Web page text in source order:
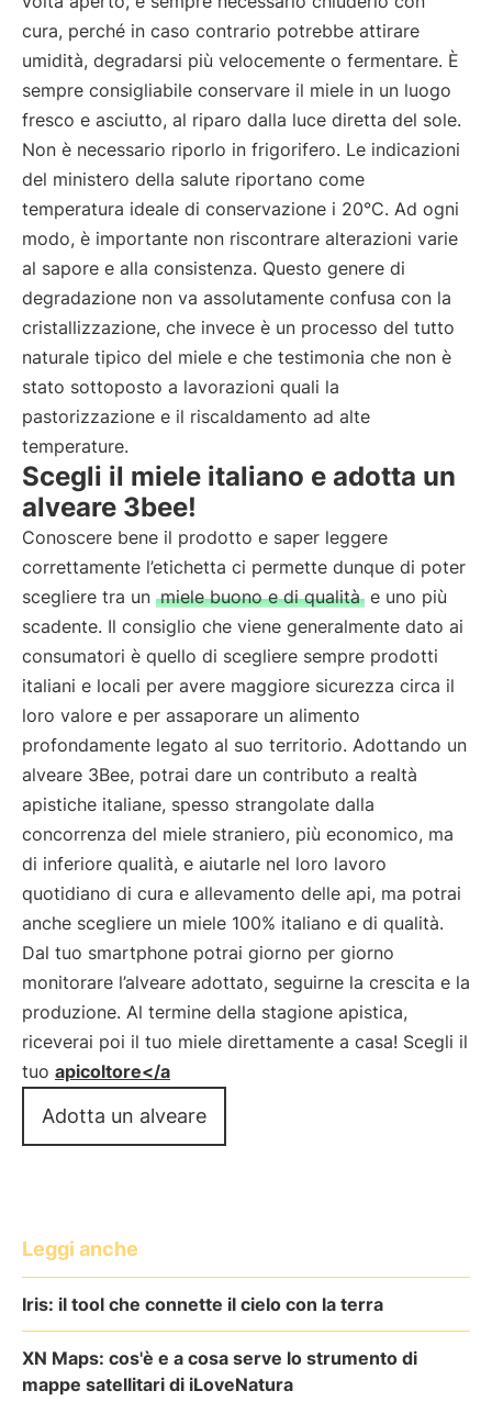
cura, perché in caso contrario potrebbe attirare
umidità, degradarsi più velocemente o fermentare. È
sempre consigliabile conservare il miele in un luogo
fresco e asciutto, al riparo dalla luce diretta del sole.
Non è necessario riporlo in frigorifero. Le indicazioni
del ministero della salute riportano come
temperatura ideale di conservazione i 20°C. Ad ogni
modo, è importante non riscontrare alterazioni varie
al sapore e alla consistenza. Questo genere di
degradazione non va assolutamente confusa con la
cristallizzazione, che invece è un processo del tutto
naturale tipico del miele e che testimonia che non è
stato sottoposto a lavorazioni quali la
pastorizzazione e il riscaldamento ad alte
temperature.
Scegli il miele italiano e adotta un
alveare 3bee!
Conoscere bene il prodotto e saper leggere
correttamente l’etichetta ci permette dunque di poter
scegliere tra un miele buono e di qualità e uno più
scadente. Il consiglio che viene generalmente dato ai
consumatori è quello di scegliere sempre prodotti
italiani e locali per avere maggiore sicurezza circa il
loro valore e per assaporare un alimento
profondamente legato al suo territorio. Adottando un
alveare 3Bee, potrai dare un contributo a realtà
apistiche italiane, spesso strangolate dalla
concorrenza del miele straniero, più economico, ma
di inferiore qualità, e aiutarle nel loro lavoro
quotidiano di cura e allevamento delle api, ma potrai
anche scegliere un miele 100% italiano e di qualità.
Dal tuo smartphone potrai giorno per giorno
monitorare l’alveare adottato, seguirne la crescita e la
produzione. Al termine della stagione apistica,
riceverai poi il tuo miele direttamente a casa! Scegli il
tuo apicoltore</a
Adotta un alveare
Leggi anche
Iris: il tool che connette il cielo con la terra
XN Maps: cos'è e a cosa serve lo strumento di
mappe satellitari di iLoveNatura